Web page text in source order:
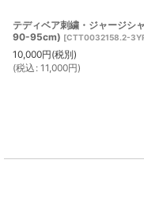
テディベア刺繍・ジャージシ
90-95cm) [CTT0032158.2-
10,000円(税別)
(税込 : 11,000円)